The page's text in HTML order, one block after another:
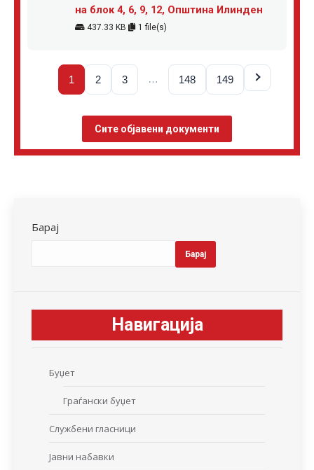
на блок 4, 6, 9, 12, Општина Илинден
437.33 KB 1 file(s)
1 2 3 … 148 149
Сите објавени документи
Барај
Барај
Навигација
Буџет
Граѓански буџет
Службени гласници
Јавни набавки